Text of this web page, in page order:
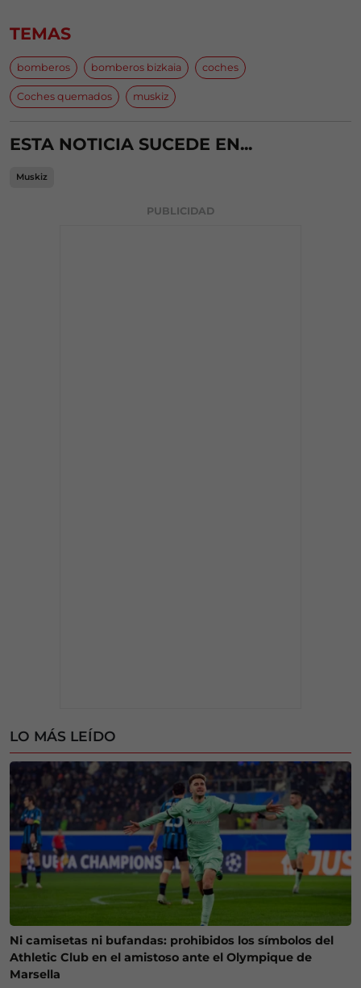
TEMAS
bomberos bomberos bizkaia coches
Coches quemados muskiz
ESTA NOTICIA SUCEDE EN...
Muskiz
PUBLICIDAD
LO MÁS LEÍDO
Ni camisetas ni bufandas: prohibidos los símbolos del
Athletic Club en el amistoso ante el Olympique de
Marsella